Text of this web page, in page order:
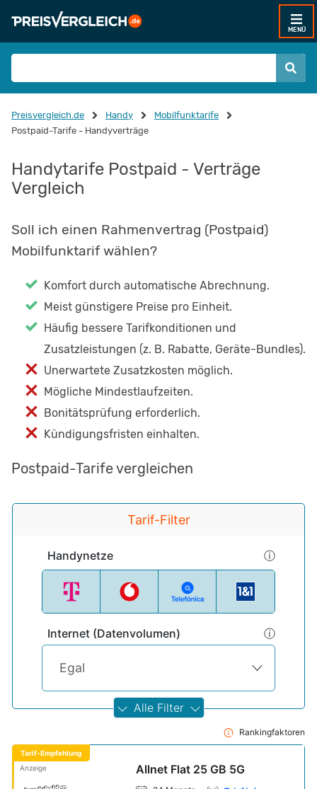
MENÜ
Preisvergleich.de Handy
Mobilfunktarife
Postpaid-Tarife - Handyverträge
Handytarife Postpaid - Verträge
Vergleich
Soll ich einen Rahmenvertrag (Postpaid)
Mobilfunktarif wählen?
Komfort durch automatische Abrechnung.
Meist günstigere Preise pro Einheit.
Häufig bessere Tarifkonditionen und
Zusatzleistungen (z. B. Rabatte, Geräte-Bundles).
Unerwartete Zusatzkosten möglich.
Mögliche Mindestlaufzeiten.
Bonitätsprüfung erforderlich.
Kündigungsfristen einhalten.
Postpaid-Tarife vergleichen